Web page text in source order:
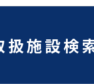
扱施設検